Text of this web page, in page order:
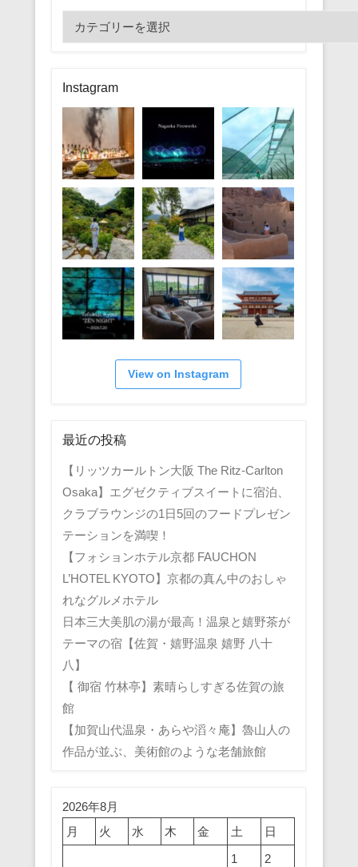
テ
リ
ー
Instagram
View on Instagram
最近の投稿
【リッツカールトン大阪 The Ritz-Carlton
Osaka】エグゼクティブスイートに宿泊、
クラブラウンジの1日5回のフードプレゼン
テーションを満喫！
【フォションホテル京都 FAUCHON
L’HOTEL KYOTO】京都の真ん中のおしゃ
れなグルメホテル
日本三大美肌の湯が最高！温泉と嬉野茶が
テーマの宿【佐賀・嬉野温泉 嬉野 八十
八】
【 御宿 竹林亭】素晴らしすぎる佐賀の旅
館
【加賀山代温泉・あらや滔々庵】魯山人の
作品が並ぶ、美術館のような老舗旅館
2026年8月
月
火 水 木 金 土
日
1
2